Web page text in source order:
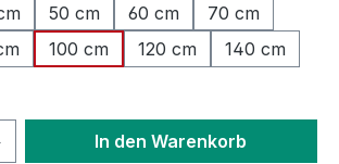
50 cm 60 cm
70 cm
100 cm 120 cm
140 cm
Gib den
In den Warenkorb